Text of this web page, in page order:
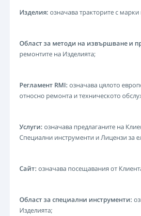
Изделия: означава тракторите с
Област за методи на извършване и
ремонтите на Изделията;
Регламент RMI: означава цялото
относно ремонта и техническото
Услуги: означава предлаганите на
Специални инструменти и Лицензи за
Сайт: означава посещавания от
Област за специални инструменти:
Изделията;